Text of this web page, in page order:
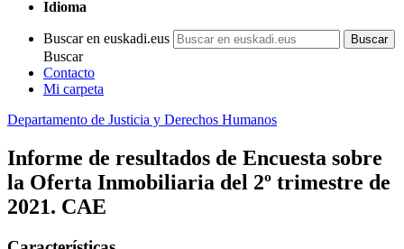
Idioma
Buscar en euskadi.eus
Buscar
Contacto
Mi carpeta
Departamento de Justicia y Derechos Humanos
Informe de resultados de Encuesta sobre
la Oferta Inmobiliaria del 2º trimestre de
2021. CAE